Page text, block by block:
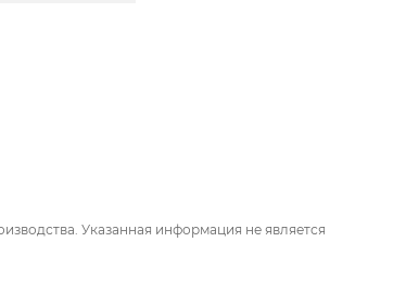
Указанная информация не является